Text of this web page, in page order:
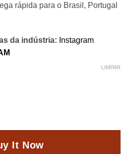
rápida para o Brasil, Portugal
da indústria: Instagram
LIMPAR
It Now